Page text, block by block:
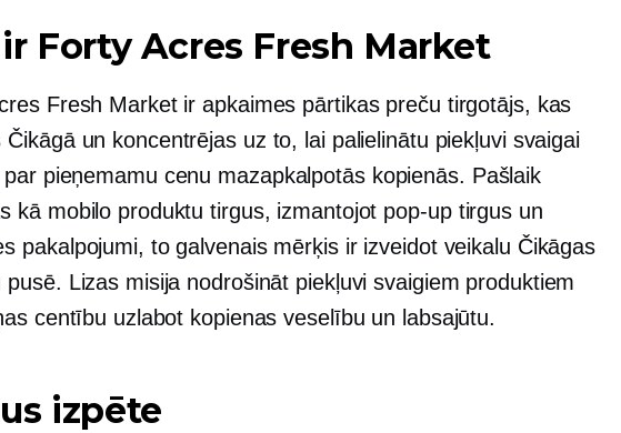
ir Forty Acres Fresh Market
Fresh Market ir apkaimes pārtikas preču tirgotājs, kas
Čikāgā un koncentrējas uz to, lai palielinātu piekļuvi svaigai
pieņemamu cenu mazapkalpotās kopienās. Pašlaik
kā mobilo produktu tirgus, izmantojot pop-uptirgus un
pakalpojumi, to galvenais mērķis ir izveidot veikalu Čikāgas
pusē. Lizas misija nodrošināt piekļuvi svaigiem produktiem
centību uzlabot kopienas veselību un labsajūtu.
izpēte